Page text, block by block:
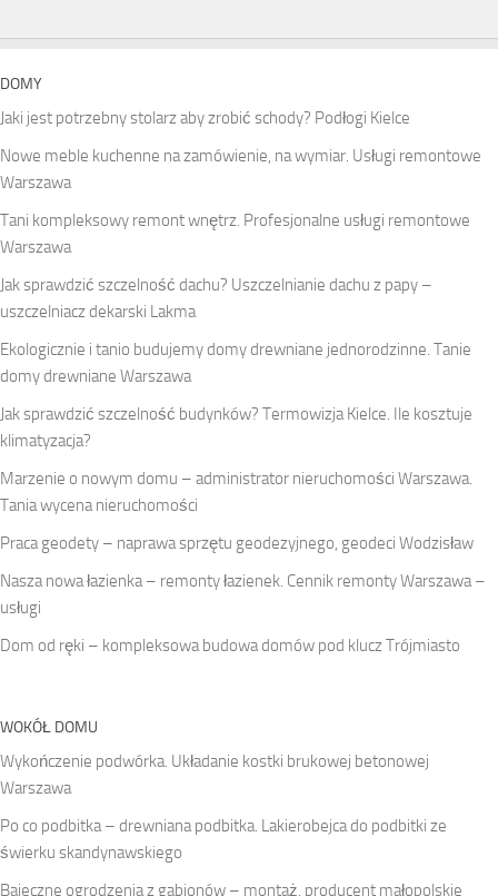
DOMY
Jaki jest potrzebny stolarz aby zrobić schody? Podłogi Kielce
Nowe meble kuchenne na zamówienie, na wymiar. Usługi remontowe
Warszawa
Tani kompleksowy remont wnętrz. Profesjonalne usługi remontowe
Warszawa
Jak sprawdzić szczelność dachu? Uszczelnianie dachu z papy –
uszczelniacz dekarski Lakma
Ekologicznie i tanio budujemy domy drewniane jednorodzinne. Tanie
domy drewniane Warszawa
Jak sprawdzić szczelność budynków? Termowizja Kielce. Ile kosztuje
klimatyzacja?
Marzenie o nowym domu – administrator nieruchomości Warszawa.
Tania wycena nieruchomości
Praca geodety – naprawa sprzętu geodezyjnego, geodeci Wodzisław
Nasza nowa łazienka – remonty łazienek. Cennik remonty Warszawa –
usługi
Dom od ręki – kompleksowa budowa domów pod klucz Trójmiasto
WOKÓŁ DOMU
Wykończenie podwórka. Układanie kostki brukowej betonowej
Warszawa
Po co podbitka – drewniana podbitka. Lakierobejca do podbitki ze
świerku skandynawskiego
Bajeczne ogrodzenia z gabionów – montaż, producent małopolskie